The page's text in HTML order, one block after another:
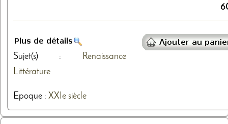
Sujet(s) :
Renaissance
Littérature
Epoque : XXIe siècle